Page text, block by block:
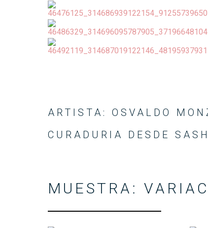
ARTISTA: OSVALDO
CURADURIA DESDE
MUESTRA: